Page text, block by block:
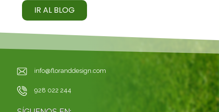
IR AL BLOG
info@floranddesign.com
928 022 244